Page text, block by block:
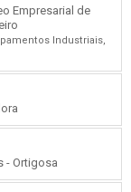
Empresarial de
Industriais,
- Ortigosa